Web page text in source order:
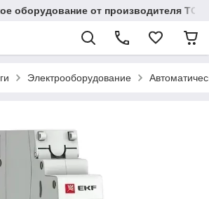
оборудование от производителя TOO
Электрооборудование